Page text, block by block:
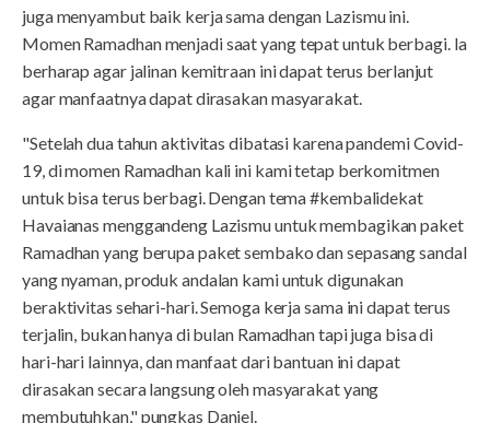
juga menyambut baik kerja sama dengan Lazismu ini.
Momen Ramadhan menjadi saat yang tepat untuk berbagi. Ia
berharap agar jalinan kemitraan ini dapat terus berlanjut
agar manfaatnya dapat dirasakan masyarakat.
"Setelah dua tahun aktivitas dibatasi karena pandemi Covid-
19, di momen Ramadhan kali ini kami tetap berkomitmen
untuk bisa terus berbagi. Dengan tema #kembalidekat
Havaianas menggandeng Lazismu untuk membagikan paket
Ramadhan yang berupa paket sembako dan sepasang sandal
yang nyaman, produk andalan kami untuk digunakan
beraktivitas sehari-hari. Semoga kerja sama ini dapat terus
terjalin, bukan hanya di bulan Ramadhan tapi juga bisa di
hari-hari lainnya, dan manfaat dari bantuan ini dapat
dirasakan secara langsung oleh masyarakat yang
membutuhkan," pungkas Daniel.